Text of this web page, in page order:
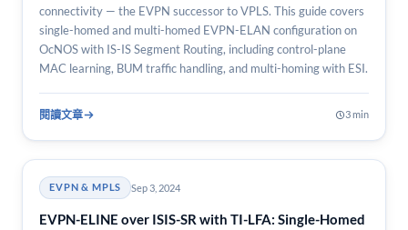
connectivity — the EVPN successor to VPLS. This guide covers
single-homed and multi-homed EVPN-ELAN configuration on
OcNOS with IS-IS Segment Routing, including control-plane
MAC learning, BUM traffic handling, and multi-homing with ESI.
閱讀文章 3 min
EVPN & MPLS Sep 3, 2024
EVPN-ELINE over ISIS-SR with TI-LFA: Single-Homed